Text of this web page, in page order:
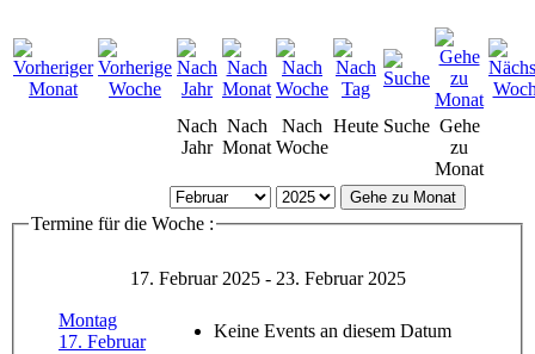
Nach
Jahr
Nach
Monat
Nach
Woche
Heute Suche Gehe
zu
Monat
Gehe zu Monat
Termine für die Woche :
17. Februar 2025 - 23. Februar 2025
Montag
17. Februar
Keine Events an diesem Datum